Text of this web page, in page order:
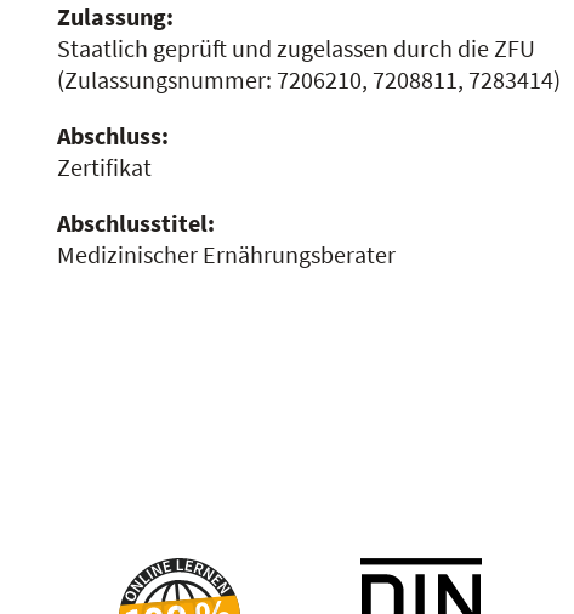
Zulassung:
Staatlich geprüft und zugelassen durch die ZFU
(Zulassungsnummer:7206210, 7208811, 7283414)
Abschluss:
Zertifikat
Abschlusstitel:
Medizinischer Ernährungsberater